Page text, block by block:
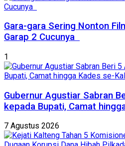
Gara-gara Sering Nonton
Garap 2 Cucunya
1
Gubernur Agustiar Sabran
kepada Bupati, Camat
7 Agustus 2026